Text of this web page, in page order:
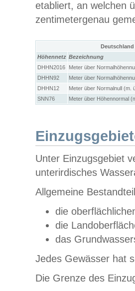
etabliert, an welchen
zentimetergenau
Höhennetz Bezeichnung
DHHN2016
Meter über
DHHN92
Meter über
DHHN12
Meter über Normalnull (m.
SNN76
Meter über Höhennormal
Unter Einzugsgebiet
unterirdisches
Allgemeine
die
die
das
Jedes Gewässer hat
Die Grenze des